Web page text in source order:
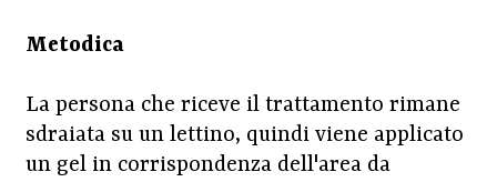
Metodica
La persona che riceve il trattamento rimane
sdraiata su un lettino, quindi viene applicato
un gel in corrispondenza dell'area da